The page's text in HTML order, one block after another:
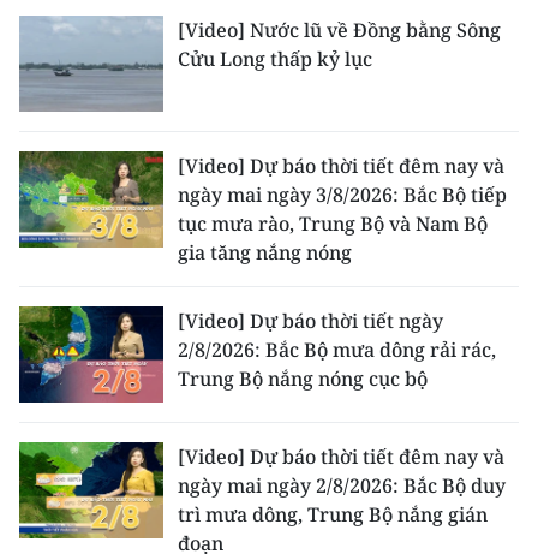
[Video] Nước lũ về Đồng bằng Sông
Cửu Long thấp kỷ lục
[Video] Dự báo thời tiết đêm nay và
ngày mai ngày 3/8/2026: Bắc Bộ tiếp
tục mưa rào, Trung Bộ và Nam Bộ
gia tăng nắng nóng
[Video] Dự báo thời tiết ngày
2/8/2026: Bắc Bộ mưa dông rải rác,
Trung Bộ nắng nóng cục bộ
[Video] Dự báo thời tiết đêm nay và
ngày mai ngày 2/8/2026: Bắc Bộ duy
trì mưa dông, Trung Bộ nắng gián
đoạn